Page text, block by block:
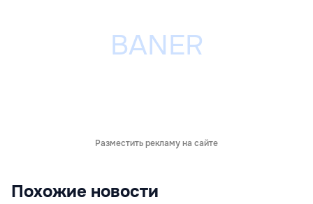
Разместить рекламу на сайте
Похожие новости